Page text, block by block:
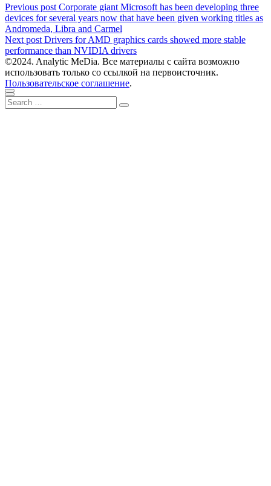
Навигация
по
записям
Previous post Previous
post:
Corporate giant Microsoft has been developing three
devices for several years now that have been given working titles as
Andromeda, Libra and Carmel
Next post Next
post:
Drivers for AMD graphics cards showed more stable
performance than NVIDIA drivers
©2024. Analytic MeDia. Все материалы с сайта возможно
использовать только со ссылкой на первоисточник.
Пользовательское соглашение.
Scroll
to
Close
Search
for:
Search